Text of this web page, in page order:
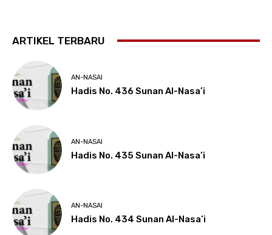
ARTIKEL TERBARU
AN-NASAI
Hadis No. 436 Sunan Al-Nasa’i
AN-NASAI
Hadis No. 435 Sunan Al-Nasa’i
AN-NASAI
Hadis No. 434 Sunan Al-Nasa’i